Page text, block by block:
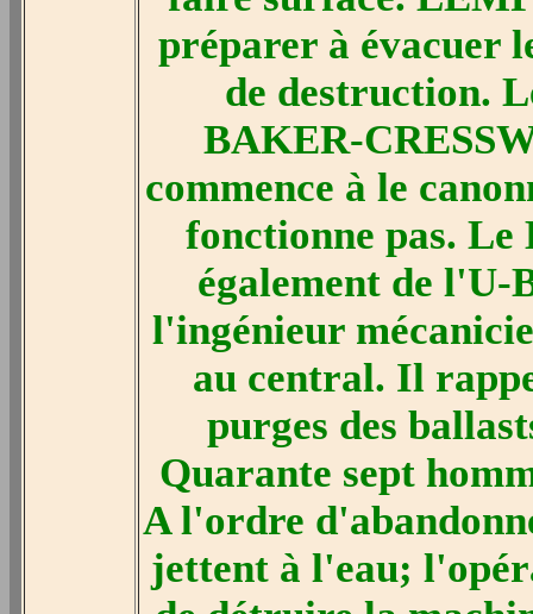
préparer à évacuer
de destruction.
BAKER-
commence à le
fonctionne pas.
également de l'U-
l'ingénieur
au central. Il
purges des
Quarante sept
A l'ordre
jettent à l'eau;